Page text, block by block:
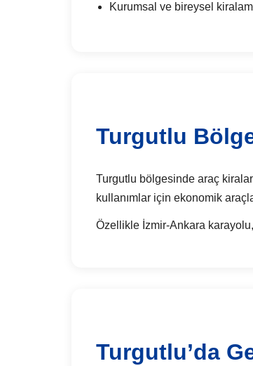
Kurumsal ve bireysel
Turgutlu
Turgutlu bölgesinde araç
kullanımlar için ekonomik
Özellikle İzmir-Ankara
Turgutlu’da